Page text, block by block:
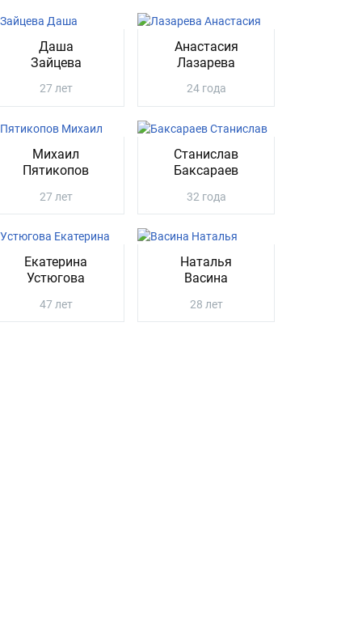
Даша
Зайцева
27 лет
Анастасия
Лазарева
24 года
Михаил
Пятикопов
27 лет
Станислав
Баксараев
32 года
Екатерина
Устюгова
47 лет
Наталья
Васина
28 лет